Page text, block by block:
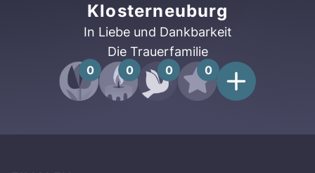
Klosterneuburg
In Liebe und Dankbarkeit
Die Trauerfamilie
0 0 0 0